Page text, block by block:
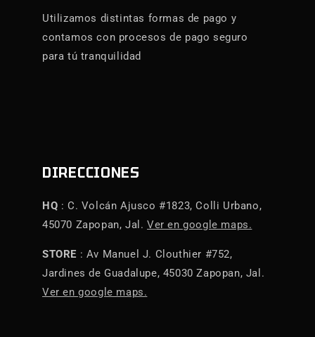
Utilizamos distintas formas de pago y
contamos con procesos de pago seguro
para tú tranquilidad
DIRECCIONES
HQ : C. Volcán Ajusco #1823, Colli Urbano,
45070 Zapopan, Jal. Ver en google maps.
STORE : Av Manuel J. Clouthier #752,
Jardines de Guadalupe, 45030 Zapopan, Jal.
Ver en google maps.